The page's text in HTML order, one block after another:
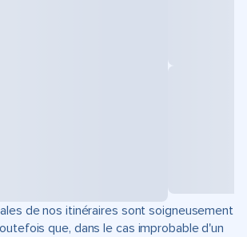
de nos itinéraires sont soigneusement
que, dans le cas improbable d'un